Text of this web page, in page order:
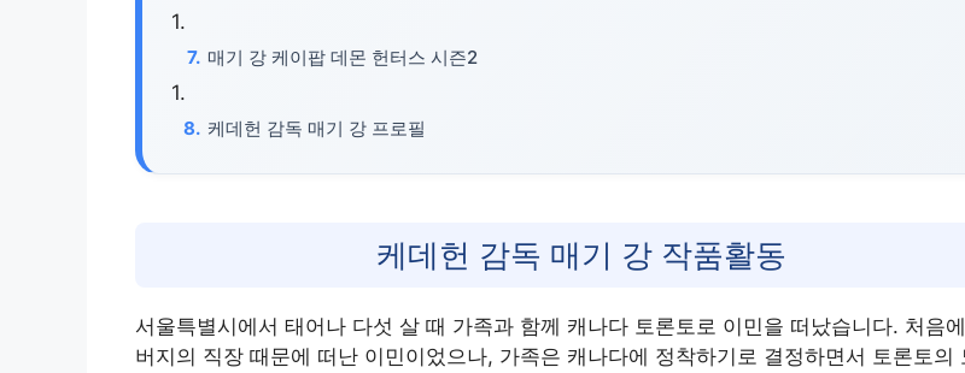
매기 강 케이팝 데몬 헌터스 시즌2
케데헌 감독 매기 강 프로필
케데헌 감독 매기 강 작품활동
서울특별시에서 태어나 다섯 살 때 가족과 함께 캐나다 토론토로 이민을 떠났습니다. 처음
버지의 직장 때문에 떠난 이민이었으나, 가족은 캐나다에 정착하기로 결정하면서 토론토의